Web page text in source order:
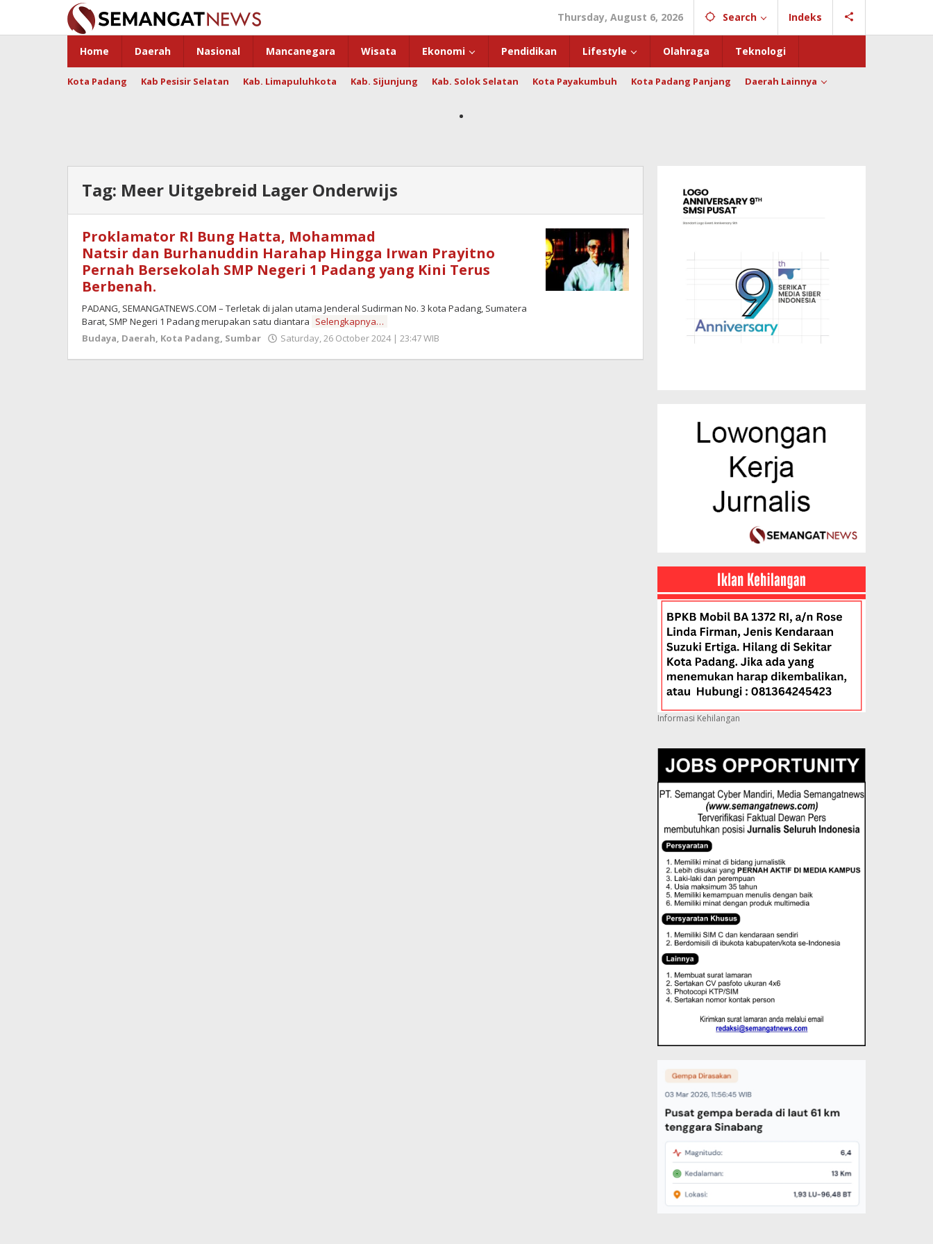
content
Thursday, August 6, 2026 Search Indeks
Home Daerah Nasional Mancanegara Wisata Ekonomi Pendidikan Lifestyle Olahraga Teknologi
Kota Padang Kab Pesisir Selatan Kab. Limapuluhkota Kab. Sijunjung Kab. Solok Selatan Kota Payakumbuh Kota Padang Panjang Daerah Lainnya
Tag: Meer Uitgebreid Lager Onderwijs
Proklamator RI Bung Hatta, Mohammad
Natsir dan Burhanuddin Harahap Hingga Irwan Prayitno
Pernah Bersekolah SMP Negeri 1 Padang yang Kini Terus
Berbenah.
PADANG, SEMANGATNEWS.COM – Terletak di jalan utama Jenderal Sudirman No. 3 kota Padang, Sumatera
Barat, SMP Negeri 1 Padang merupakan satu diantara Selengkapnya…
Budaya, Daerah, Kota Padang, Sumbar Saturday, 26 October 2024 | 23:47 WIB
Informasi Kehilangan